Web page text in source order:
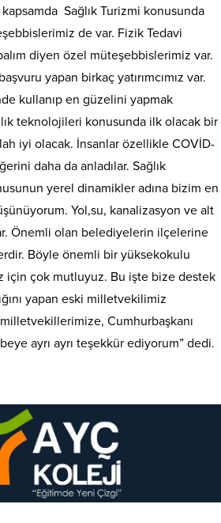
Sağlık Turizmi konusunda
de var. Fizik Tedavi
diyen özel müteşebbislerimiz var.
yapan birkaç yatırımcımız var.
kullanıp en güzelini yapmak
teknolojileri konusunda ilk olacak bir
iyi olacak. İnsanlar özellikle COVİD-
daha da anladılar. Sağlık
yerel dinamikler adına bizim en
Yol,su, kanalizasyon ve alt
Önemli olan belediyelerin ilçelerine
Böyle önemli bir yüksekokulu
için çok mutluyuz. Bu işte bize destek
yapan eski milletvekilimiz
Cumhurbaşkanı
ayrı ayrı teşekkür ediyorum” dedi.